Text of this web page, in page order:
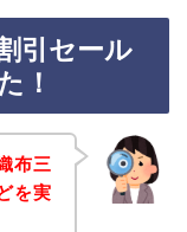
引セール
！
布三
を実